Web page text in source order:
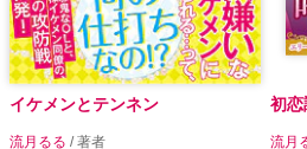
イケメンとテンネン
流月るる / 著者
初恋
流月